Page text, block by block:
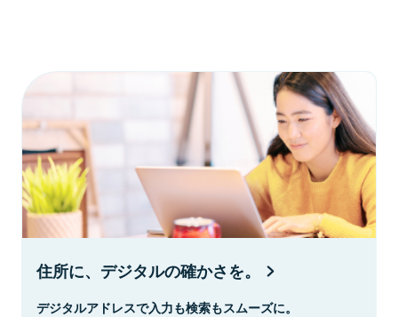
住所に、デジタルの確かさを。
デジタルアドレスで入力も検索もスムーズに。